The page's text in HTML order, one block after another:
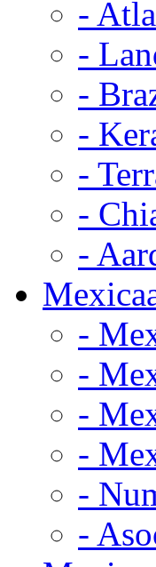
-
-
-
-
-
-
-
-
-
-
-
-
-